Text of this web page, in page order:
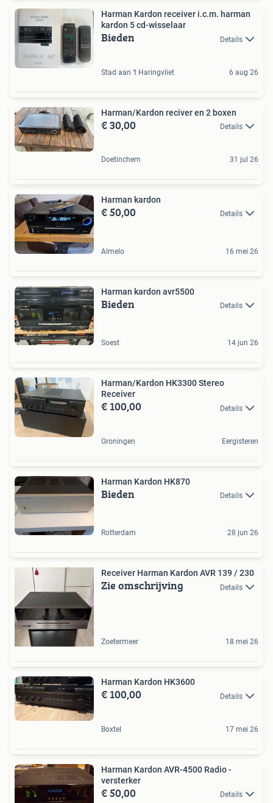
Harman Kardon receiver i.c.m. harman
kardon 5 cd-wisselaar
Bieden Details
Stad aan 't Haringvliet 6 aug 26
Harman/Kardon reciver en 2 boxen
€ 30,00 Details
Doetinchem 31 jul 26
Harman kardon
€ 50,00 Details
Almelo 16 mei 26
Harman kardon avr5500
Bieden Details
Soest 14 jun 26
Harman/Kardon HK3300 Stereo
Receiver
€ 100,00 Details
Groningen Eergisteren
Harman Kardon HK870
Bieden Details
Rotterdam 28 jun 26
Receiver Harman Kardon AVR 139 / 230
Zie omschrijving Details
Zoetermeer 18 mei 26
Harman Kardon HK3600
€ 100,00 Details
Boxtel 17 mei 26
Harman Kardon AVR-4500 Radio -
versterker
€ 50,00 Details